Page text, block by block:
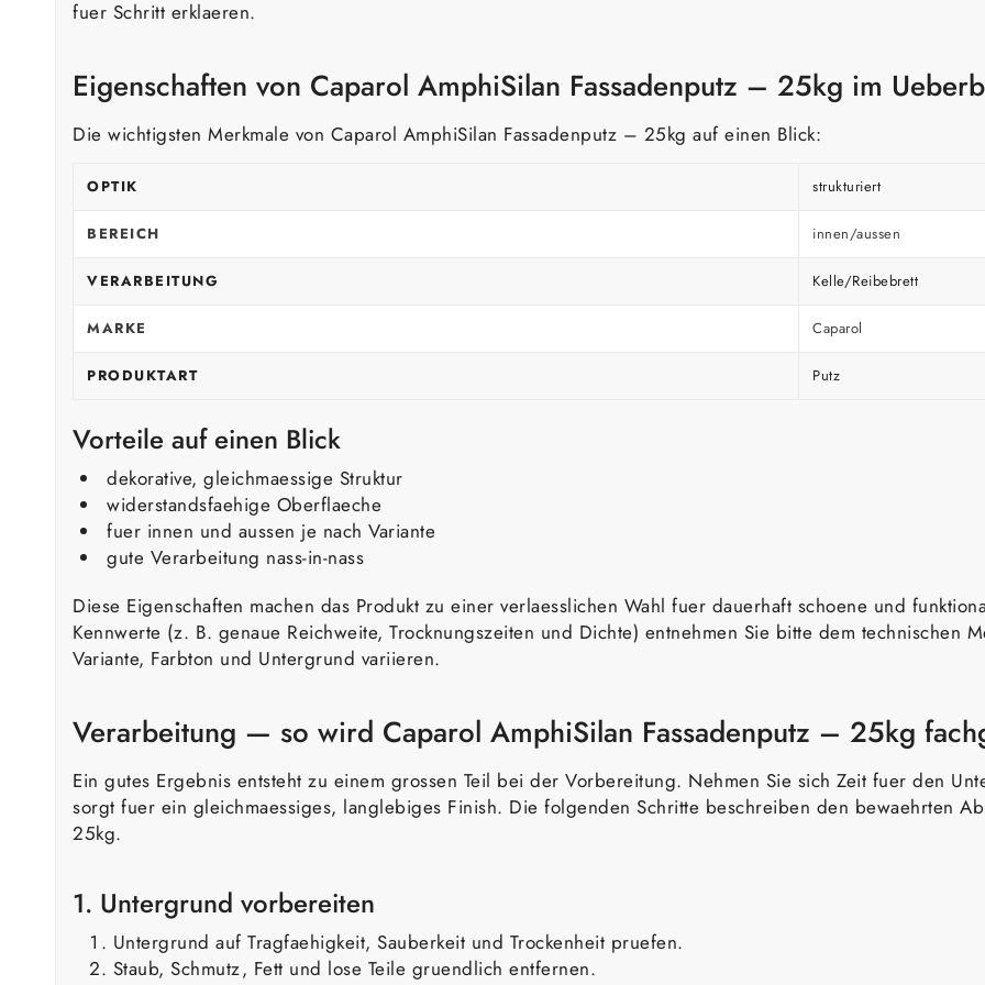
fuer Schritt erklaeren.
Eigenschaften von Caparol AmphiSilan Fassadenputz – 25kg im
Die wichtigsten Merkmale von Caparol AmphiSilan Fassadenputz – 25kg auf einen Blick:
OPTIK strukturiert
BEREICH innen/aussen
VERARBEITUNG Kelle/Reibebrett
MARKE Caparol
PRODUKTART Putz
Vorteile auf einen Blick
dekorative, gleichmaessige Struktur
widerstandsfaehige Oberflaeche
fuer innen und aussen je nach Variante
gute Verarbeitung nass-in-nass
Diese Eigenschaften machen das Produkt zu einer verlaesslichen Wahl fuer dauerhaft schoene und
Kennwerte (z. B. genaue Reichweite, Trocknungszeiten und Dichte) entnehmen Sie bitte dem technischen
Variante, Farbton und Untergrund variieren.
Verarbeitung — so wird Caparol AmphiSilan Fassadenputz – 25kg
Ein gutes Ergebnis entsteht zu einem grossen Teil bei der Vorbereitung. Nehmen Sie sich Zeit fuer den
sorgt fuer ein gleichmaessiges, langlebiges Finish. Die folgenden Schritte beschreiben den bewaehrten
25kg.
1. Untergrund vorbereiten
Untergrund auf Tragfaehigkeit, Sauberkeit und Trockenheit pruefen.
Staub, Schmutz, Fett und lose Teile gruendlich entfernen.